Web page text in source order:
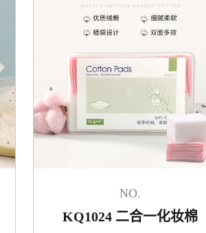
NO.
KQ1024 二合一化妆棉